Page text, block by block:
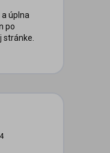
úplna
po
stránke.